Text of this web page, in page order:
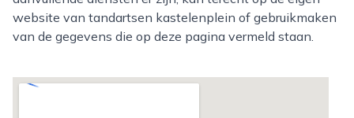
website van tandartsen kastelenplein of gebruikmaken
van de gegevens die op deze pagina vermeld staan.